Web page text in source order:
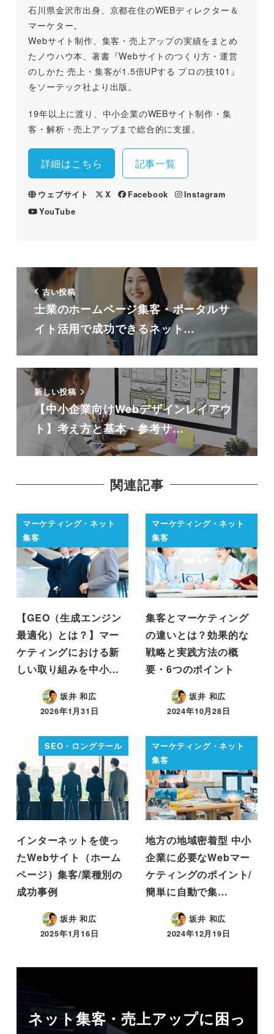
石川県金沢市出身、京都在住のWEBディレクター＆
マーケター。
Webサイト制作、集客・売上アップの実績をまとめ
たノウハウ本、著書『Webサイトのつくり方・運営
のしかた 売上・集客が1.5倍UPする プロの技101』
をソーテック社より出版。
19年以上に渡り、中小企業のWEBサイト制作・集
客・解析・売上アップまで総合的に支援。
詳細はこちら 記事一覧
ウェブサイト X Facebook
Instagram
YouTube
古い投稿
士業のホームページ集客・ポータルサ
イト活用で成功できるネット…
新しい投稿
【中小企業向けWebデザインレイアウ
ト】考え方と基本・参考サ…
関連記事
マーケティング・ネット
集客
【GEO（生成エンジン
最適化）とは？】マー
ケティングにおける新
しい取り組みを中小…
坂井 和広
2026年1月31日
マーケティング・ネット
集客
集客とマーケティング
の違いとは？効果的な
戦略と実践方法の概
要・6つのポイント
坂井 和広
2024年10月28日
SEO・ロングテール
インターネットを使っ
たWebサイト（ホーム
ページ）集客/業種別の
成功事例
坂井 和広
2025年1月16日
マーケティング・ネット
集客
地方の地域密着型 中小
企業に必要なWebマー
ケティングのポイント/
簡単に自動で集…
坂井 和広
2024年12月19日
ネット集客・売上アップに困っ